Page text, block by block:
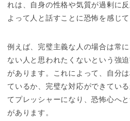
れは、自身の性格や気質が過剰に
よって人と話すことに恐怖を感じて
例えば、完璧主義な人の場合は常
ない人と思われたくないという強
があります。これによって、自分
ているか、完璧な対応ができてい
てプレッシャーになり、恐怖心へ
があります。